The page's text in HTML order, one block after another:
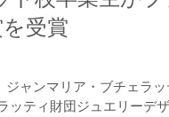
受賞
ャンマリア・ブチェラ
ッティ財団ジュエリーデ